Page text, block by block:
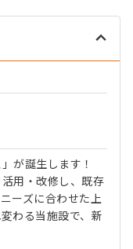
が誕生します！
用・改修し、既存
ーズに合わせた上
わる当施設で、新